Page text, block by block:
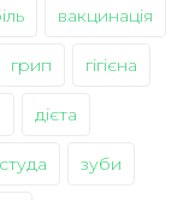
вакцинація
грип гігієна
дієта
зуби